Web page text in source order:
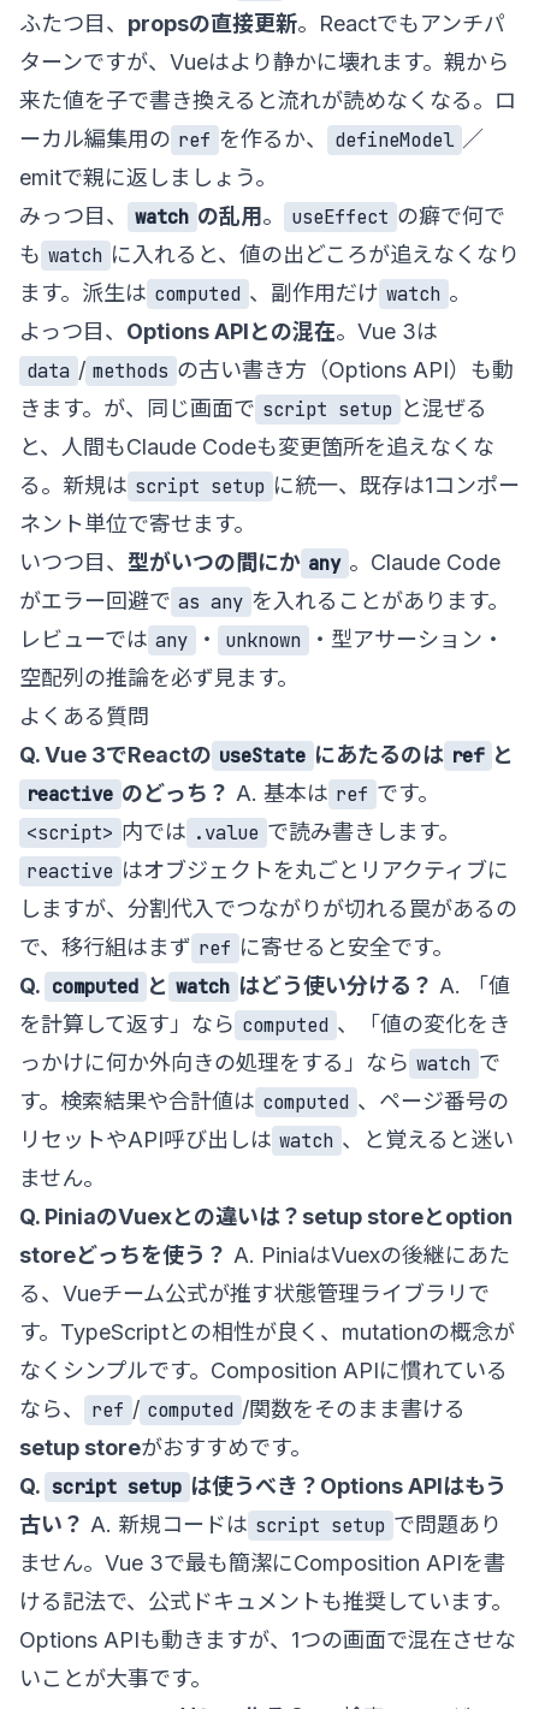
ふたつ目、 propsの直接更新。Reactでもアンチパ
ターンですが、Vueはより静かに壊れます。親から
来た値を子で書き換えると流れが読めなくなる。ロ
ーカル編集用の ref を作るか、 defineModel ／
emitで親に返しましょう。
みっつ目、
watch の乱用。 useEffect の癖で何で
も watch に入れると、値の出どころが追えなくなり
ます。派生は computed 、副作用だけ watch 。
よっつ目、 Options APIとの混在。Vue 3は
data / methods の古い書き方（Options API）も動
きます。が、同じ画面で script setup と混ぜる
と、人間もClaude Codeも変更箇所を追えなくな
る。新規は script setup に統一、既存は1コンポー
ネント単位で寄せます。
いつつ目、 型がいつの間にか any 。Claude Code
がエラー回避で as any を入れることがあります。
レビューでは any ・ unknown
・型アサーション・
空配列の推論を必ず見ます。
よくある質問
Q. Vue 3でReactの useState にあたるのは ref と
reactive のどっち？ A. 基本は ref です。
<script> 内では .value で読み書きします。
reactive はオブジェクトを丸ごとリアクティブに
しますが、分割代入でつながりが切れる罠があるの
で、移行組はまず ref に寄せると安全です。
Q. computed と watch はどう使い分ける？ A. 「値
を計算して返す」なら computed 、「値の変化をき
っかけに何か外向きの処理をする」なら watch で
す。検索結果や合計値は computed 、ページ番号の
リセットやAPI呼び出しは watch 、と覚えると迷い
ません。
Q. PiniaのVuexとの違いは？setup storeとoption
storeどっちを使う？ A. PiniaはVuexの後継にあた
る、Vueチーム公式が推す状態管理ライブラリで
す。TypeScriptとの相性が良く、mutationの概念が
なくシンプルです。Composition APIに慣れている
なら、
ref / computed /関数をそのまま書ける
setup storeがおすすめです。
Q. script setup は使うべき？Options APIはもう
古い？ A. 新規コードは script setup で問題あり
ません。Vue 3で最も簡潔にComposition APIを書
ける記法で、公式ドキュメントも推奨しています。
Options APIも動きますが、1つの画面で混在させな
いことが大事です。